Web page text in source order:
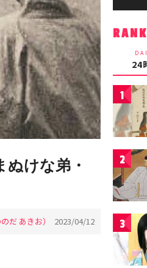
けな弟・
だ あきお） 2023/04/12
24
1
2
3